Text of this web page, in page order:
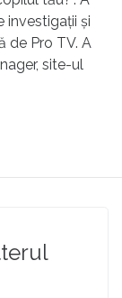
investigații și
de Pro TV. A
site-ul